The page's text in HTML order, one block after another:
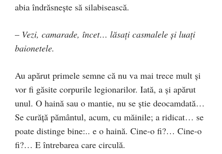
abia îndrăsneşte să silabisească.
– Vezi, camarade, încet… lăsaţi casmalele şi luaţi
baionetele.
Au apărut primele semne că nu va mai trece mult şi
vor fi găsite corpurile legionarilor. Iată, a şi apărut
unul. O haină sau o mantie, nu se ştie deocamdată…
Se curăţă pământul, acum, cu măinile; a ridicat… se
poate distinge bine:.. e o haină. Cine-o fi?… Cine-o
fi?… E întrebarea care circulă.